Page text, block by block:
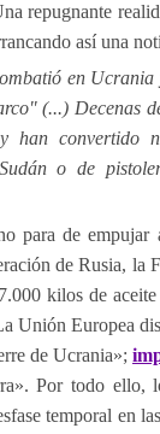
repugnante
así una
en
(...) Decenas
han convertido
o de
para de
de Rusia, la
kilos de
Unión Europea
de Ucrania»;
Por todo ello,
temporal en